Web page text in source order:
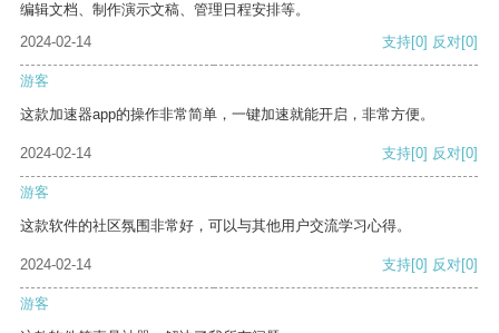
编辑文档、制作演示文稿、管理日程安排等。
2024-02-14
支持[0] 反对[0]
游客
这款加速器app的操作非常简单，一键加速就能开启，非常方便。
2024-02-14 支持[0] 反对[0]
游客
这款软件的社区氛围非常好，可以与其他用户交流学习心得。
2024-02-14 支持[0] 反对[0]
游客